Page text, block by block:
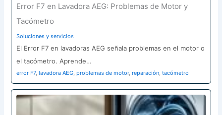
Error F7 en Lavadora AEG: Problemas de Motor y
Tacómetro
Soluciones y servicios
El Error F7 en lavadoras AEG señala problemas en el motor o
el tacómetro. Aprende…
error F7,lavadora AEG,problemas de motor,reparación,tacómetro